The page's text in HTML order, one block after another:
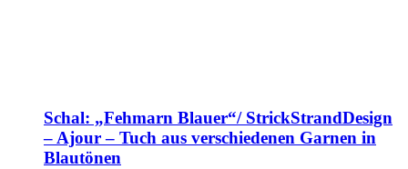
Schal: „Fehmarn Blauer“/ StrickStrandDesign
– Ajour – Tuch aus verschiedenen Garnen in
Blautönen